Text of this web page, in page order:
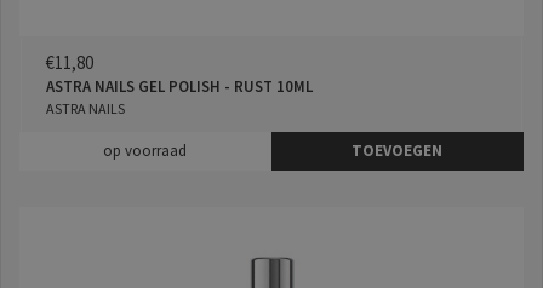
€11,80
ASTRA NAILS GEL POLISH - RUST 10ML
ASTRA NAILS
op voorraad TOEVOEGEN